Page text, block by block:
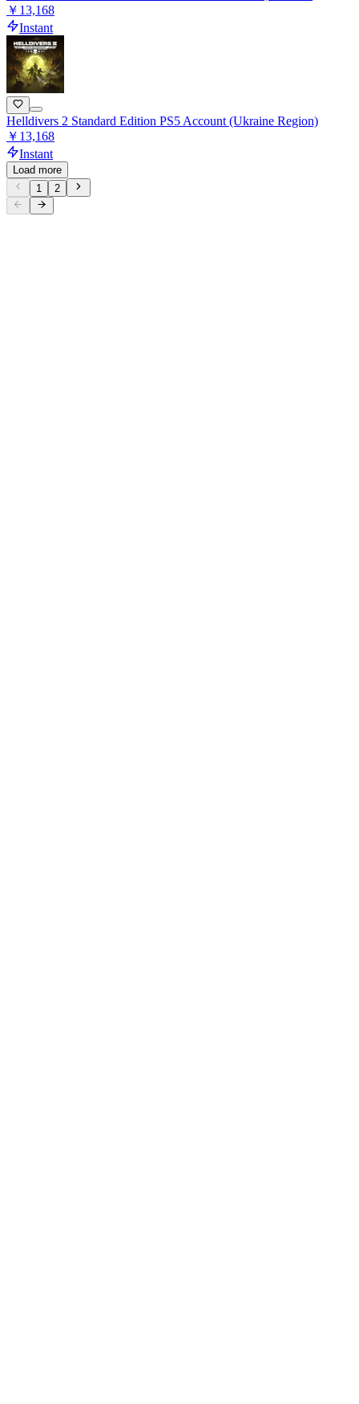
￥13,168
Instant
Helldivers 2 Standard Edition PS5 Account (Ukraine Region)
￥13,168
Instant
Load more
1
2